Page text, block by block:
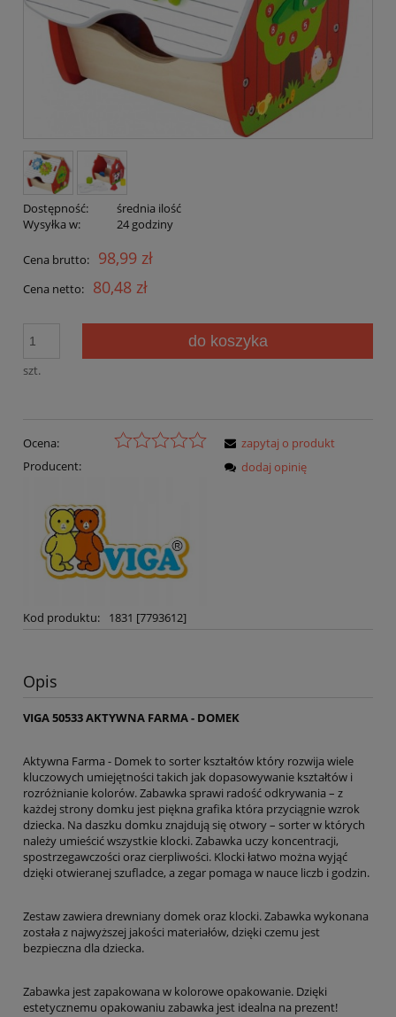
Dostępność:
średnia ilość
Wysyłka w:
24 godziny
Cena brutto: 98,99 zł
Cena netto: 80,48 zł
szt.
do koszyka
Ocena:
Producent:
Kod produktu: 1831 [7793612]
zapytaj o produkt
dodaj opinię
Opis
VIGA 50533 AKTYWNA FARMA - DOMEK
Aktywna Farma - Domek to sorter kształtów który rozwija wiele
kluczowych umiejętności takich jak dopasowywanie kształtów i
rozróżnianie kolorów. Zabawka sprawi radość odkrywania – z
każdej strony domku jest piękna grafika która przyciągnie wzrok
dziecka. Na daszku domku znajdują się otwory – sorter w których
należy umieścić wszystkie klocki. Zabawka uczy koncentracji,
spostrzegawczości oraz cierpliwości. Klocki łatwo można wyjąć
dzięki otwieranej szufladce, a zegar pomaga w nauce liczb i godzin.
Zestaw zawiera drewniany domek oraz klocki. Zabawka wykonana
została z najwyższej jakości materiałów, dzięki czemu jest
bezpieczna dla dziecka.
Zabawka jest zapakowana w kolorowe opakowanie. Dzięki
estetycznemu opakowaniu zabawka jest idealna na prezent!